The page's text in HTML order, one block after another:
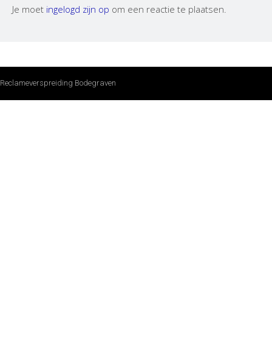
Je moet ingelogd zijn op om een reactie te plaatsen.
Reclameverspreiding Bodegraven